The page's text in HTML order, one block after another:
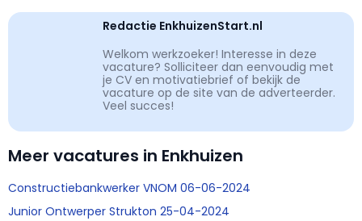
Redactie EnkhuizenStart.nl
Welkom werkzoeker! Interesse in deze
vacature? Solliciteer dan eenvoudig met
je CV en motivatiebrief of bekijk de
vacature op de site van de adverteerder.
Veel succes!
Meer vacatures in Enkhuizen
Constructiebankwerker VNOM 06-06-2024
Junior Ontwerper Strukton 25-04-2024